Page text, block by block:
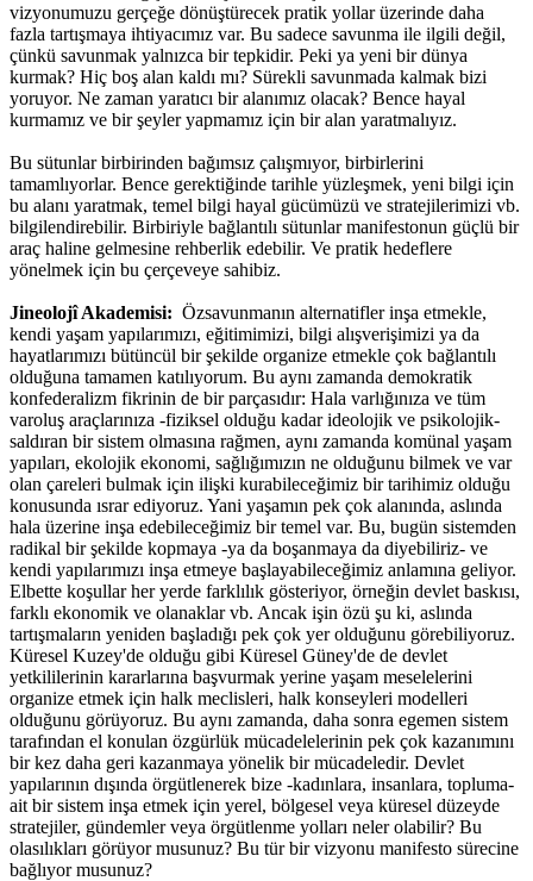
vizyonumuzu gerçeğe dönüştürecek pratik yollar üzerinde daha
fazla tartışmaya ihtiyacımız var. Bu sadece savunma ile ilgili değil,
çünkü savunmak yalnızca bir tepkidir. Peki ya yeni bir dünya
kurmak? Hiç boş alan kaldı mı? Sürekli savunmada kalmak bizi
yoruyor. Ne zaman yaratıcı bir alanımız olacak? Bence hayal
kurmamız ve bir şeyler yapmamız için bir alan yaratmalıyız.
Bu sütunlar birbirinden bağımsız çalışmıyor, birbirlerini
tamamlıyorlar. Bence gerektiğinde tarihle yüzleşmek, yeni bilgi için
bu alanı yaratmak, temel bilgi hayal gücümüzü ve stratejilerimizi vb.
bilgilendirebilir. Birbiriyle bağlantılı sütunlar manifestonun güçlü bir
araç haline gelmesine rehberlik edebilir. Ve pratik hedeflere
yönelmek için bu çerçeveye sahibiz.
Jineolojî Akademisi: Özsavunmanın alternatifler inşa etmekle,
kendi yaşam yapılarımızı, eğitimimizi, bilgi alışverişimizi ya da
hayatlarımızı bütüncül bir şekilde organize etmekle çok bağlantılı
olduğuna tamamen katılıyorum. Bu aynı zamanda demokratik
konfederalizm fikrinin de bir parçasıdır: Hala varlığınıza ve tüm
varoluş araçlarınıza -fiziksel olduğu kadar ideolojik ve psikolojik-
saldıran bir sistem olmasına rağmen, aynı zamanda komünal yaşam
yapıları, ekolojik ekonomi, sağlığımızın ne olduğunu bilmek ve var
olan çareleri bulmak için ilişki kurabileceğimiz bir tarihimiz olduğu
konusunda ısrar ediyoruz. Yani yaşamın pek çok alanında, aslında
hala üzerine inşa edebileceğimiz bir temel var. Bu, bugün sistemden
radikal bir şekilde kopmaya -ya da boşanmaya da diyebiliriz- ve
kendi yapılarımızı inşa etmeye başlayabileceğimiz anlamına geliyor.
Elbette koşullar her yerde farklılık gösteriyor, örneğin devlet baskısı,
farklı ekonomik ve olanaklar vb. Ancak işin özü şu ki, aslında
tartışmaların yeniden başladığı pek çok yer olduğunu görebiliyoruz.
Küresel Kuzey'de olduğu gibi Küresel Güney'de de devlet
yetkililerinin kararlarına başvurmak yerine yaşam meselelerini
organize etmek için halk meclisleri, halk konseyleri modelleri
olduğunu görüyoruz. Bu aynı zamanda, daha sonra egemen sistem
tarafından el konulan özgürlük mücadelelerinin pek çok kazanımını
bir kez daha geri kazanmaya yönelik bir mücadeledir. Devlet
yapılarının dışında örgütlenerek bize -kadınlara, insanlara, topluma-
ait bir sistem inşa etmek için yerel, bölgesel veya küresel düzeyde
stratejiler, gündemler veya örgütlenme yolları neler olabilir? Bu
olasılıkları görüyor musunuz? Bu tür bir vizyonu manifesto sürecine
bağlıyor musunuz?